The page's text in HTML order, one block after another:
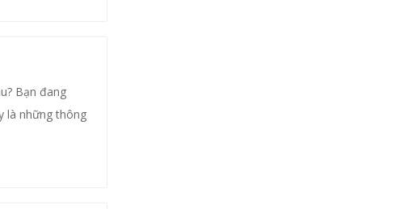
Bạn đang
là những thông